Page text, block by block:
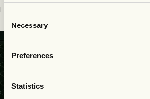
Selection
Necessary
Preferences
Statistics
halvtidsvilan sjönk tempot när
bollen, men GAIS försvarade sig
seger! Matchfoto: Mikael Josefsson &
Läs mer